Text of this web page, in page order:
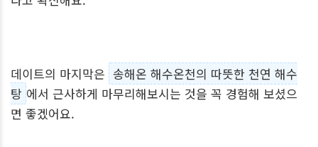
데이트의 마지막은 송해온 해수온천의 따뜻한 천연 해수
탕 에서 근사하게 마무리해보시는 것을 꼭 경험해 보셨으
면 좋겠어요.